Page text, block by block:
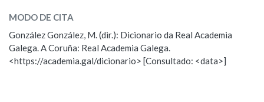
ESCOLLE UNHA OPCIÓN:
Observación Hai un erro na palabra
Propoño mellorar a definición
MODO DE CITA
González González, M. (dir.): Dicionario da Real Academia
Galega. A Coruña: Real Academia Galega.
<https://academia.gal/dicionario> [Consultado: <data>]